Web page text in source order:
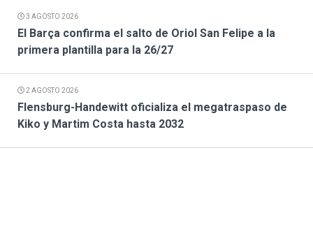
3 AGOSTO 2026
El Barça confirma el salto de Oriol San Felipe a la
primera plantilla para la 26/27
2 AGOSTO 2026
Flensburg-Handewitt oficializa el megatraspaso de
Kiko y Martim Costa hasta 2032